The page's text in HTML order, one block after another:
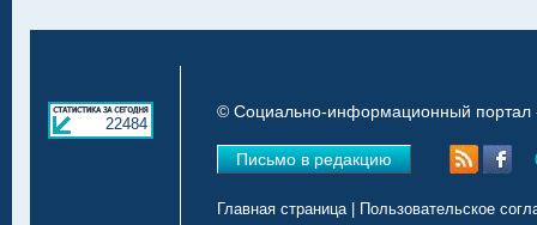
22484
© Социально-информационный портал
Письмо в редакцию
Главная страница| Пользовательское